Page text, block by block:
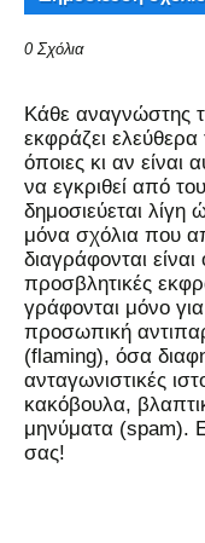
0 Σχόλια
Kάθε αναγνώστης
εκφράζει ελεύθερα
όποιες κι αν είναι
να εγκριθεί από
δημοσιεύεται
μόνα σχόλια που
διαγράφονται
προσβλητικές
γράφονται μόνο
προσωπική
(flaming), όσα
ανταγωνιστικές
κακόβουλα,
μηνύματα (spam).
σας!